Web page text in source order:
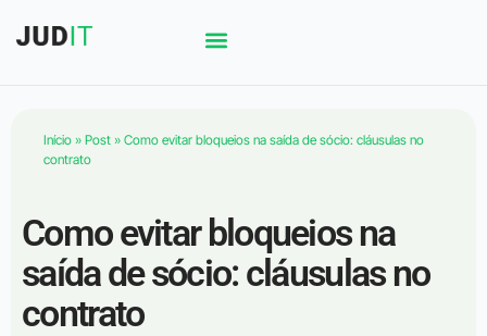
Início » Post » Como evitar bloqueios na saída de sócio: cláusulas no
contrato
Como evitar bloqueios na
saída de sócio: cláusulas no
contrato